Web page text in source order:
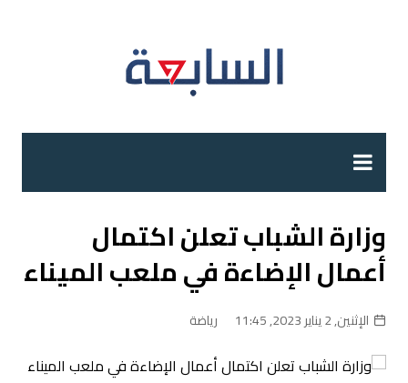
وزارة الشباب تعلن اكتمال
أعمال الإضاءة في ملعب الميناء
الإثنين, 2 يناير 2023, 11:45 رياضة